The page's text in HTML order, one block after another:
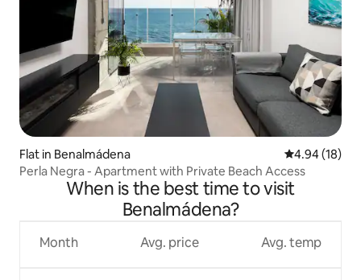
Flat in Benalmádena 4.94 out of 5
4.94 (18)
Perla Negra - Apartment with Private Beach Access
When is the best time to visit
Benalmádena?
Month Avg. price Avg. temp